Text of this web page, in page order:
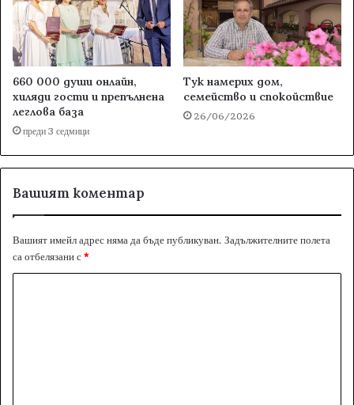
660 000 души онлайн,
хиляди гости и препълнена
леглова база
преди 3 седмици
Тук намерих дом,
семейство и спокойствие
26/06/2026
Вашият коментар
Вашият имейл адрес няма да бъде публикуван. Задължителните полета
са отбелязани с*